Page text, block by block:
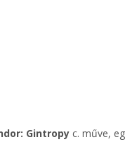
Gintropy c. műve,